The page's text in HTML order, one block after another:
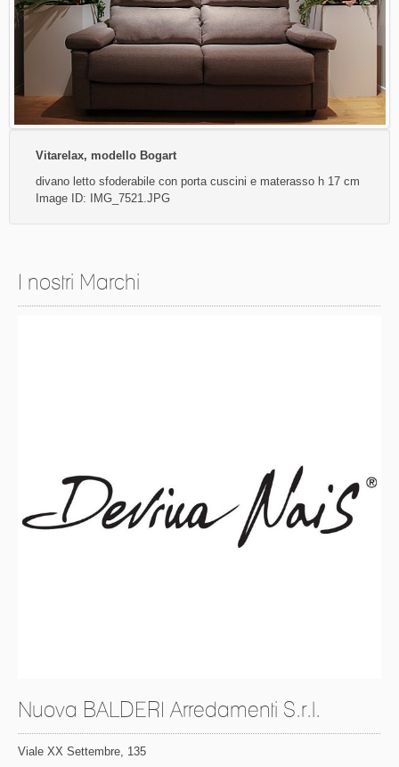
Vitarelax, modello Bogart
divano letto sfoderabile con porta cuscini e materasso h 17 cm
Image ID: IMG_7521.JPG
I nostri Marchi
Nuova BALDERI Arredamenti S.r.l.
Viale XX Settembre, 135